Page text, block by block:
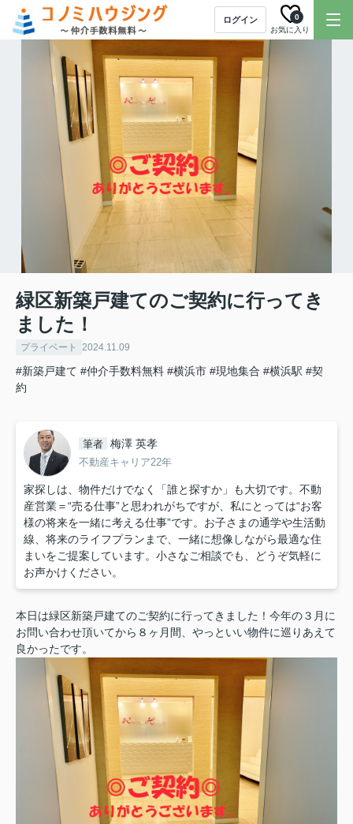
ログイン
お気に入り
0
緑区新築戸建てのご契約に行ってき
ました！
プライベート 2024.11.09
#新築戸建て #仲介手数料無料 #横浜市 #現地集合 #横浜駅 #契
約
筆者 梅澤 英孝
不動産キャリア22年
家探しは、物件だけでなく「誰と探すか」も大切です。不動
産営業＝“売る仕事”と思われがちですが、私にとっては“お客
様の将来を一緒に考える仕事”です。お子さまの通学や生活動
線、将来のライフプランまで、一緒に想像しながら最適な住
まいをご提案しています。小さなご相談でも、どうぞ気軽に
お声かけください。
本日は緑区新築戸建てのご契約に行ってきました！今年の３月に
お問い合わせ頂いてから８ヶ月間、やっといい物件に巡りあえて
良かったです。